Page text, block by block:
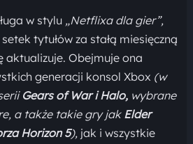
w stylu „Netflixa dla gier”,
tytułów za stałą miesięczną
aktualizuje. Obejmuje ona
generacji konsol Xbox (w
Gears of War i Halo,wybrane
a także takie gry jak Elder
Horizon 5),jak i wszystkie